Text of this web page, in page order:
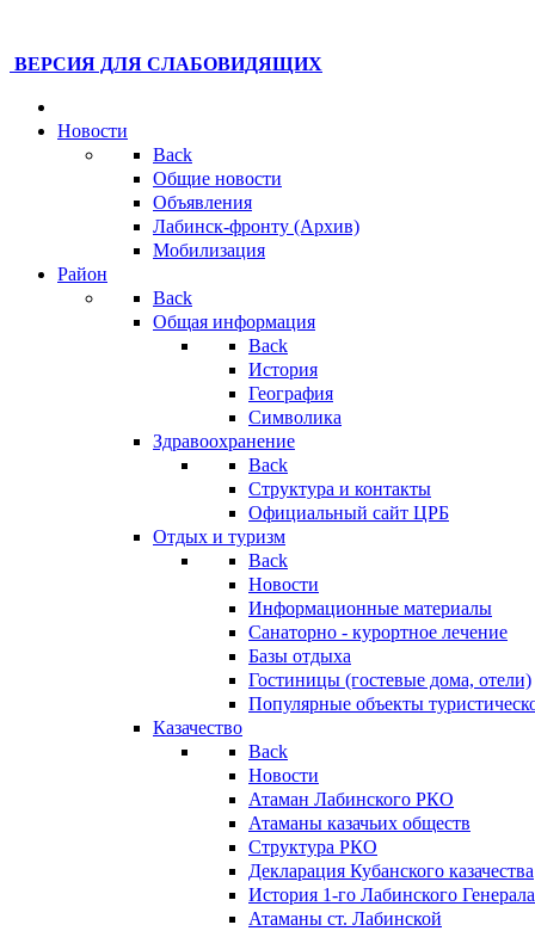
ВЕРСИЯ ДЛЯ СЛАБОВИДЯЩИХ
Новости
Back
Общие новости
Объявления
Лабинск-фронту (Архив)
Мобилизация
Район
Back
Общая информация
Back
История
География
Символика
Здравоохранение
Back
Структура и контакты
Официальный сайт ЦРБ
Отдых и туризм
Back
Новости
Информационные материалы
Санаторно - курортное лечение
Базы отдыха
Гостиницы (гостевые дома, отели)
Популярные объекты
Казачество
Back
Новости
Атаман Лабинского РКО
Атаманы казачьих обществ
Структура РКО
Декларация Кубанского казачества
История 1-го Лабинского
Атаманы ст. Лабинской